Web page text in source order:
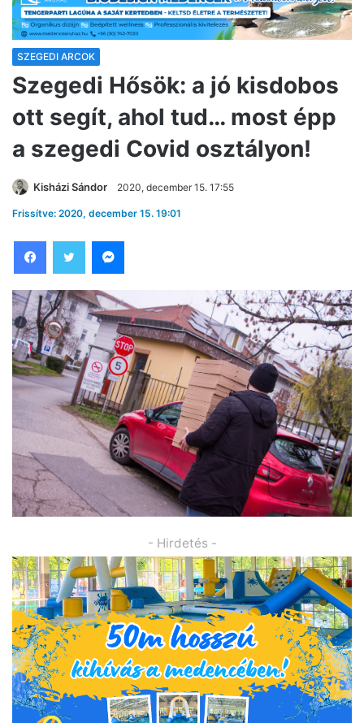
SZEGEDI ARCOK
Szegedi Hősök: a jó kisdobos
ott segít, ahol tud… most épp
a szegedi Covid osztályon!
Kisházi Sándor 2020, december 15. 17:55
Frissítve: 2020, december 15. 19:01
- Hirdetés -